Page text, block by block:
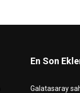
En Son
Galatasaray